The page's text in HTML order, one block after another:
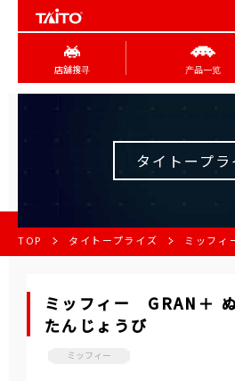
店舖搜寻 产品一览
タイトープラ
TOP タイトープライズ ミッフ
ミッフィー GRAN＋
たんじょうび
ミッフィー